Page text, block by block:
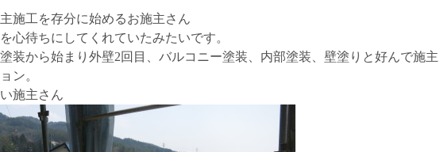
施工を存分に始めるお施主さん
心待ちにしてくれていたみたいです。
装から始まり外壁2回目、バルコニー塗装、内部塗装、壁塗りと好んで施主
ン。
施主さん